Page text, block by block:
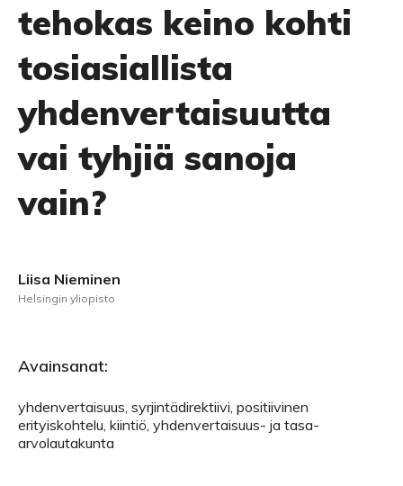
tehokas keino kohti
tosiasiallista
yhdenvertaisuutta
vai tyhjiä sanoja
vain?
Liisa Nieminen
Helsingin yliopisto
Avainsanat:
yhdenvertaisuus, syrjintädirektiivi, positiivinen
erityiskohtelu, kiintiö, yhdenvertaisuus- ja tasa-
arvolautakunta